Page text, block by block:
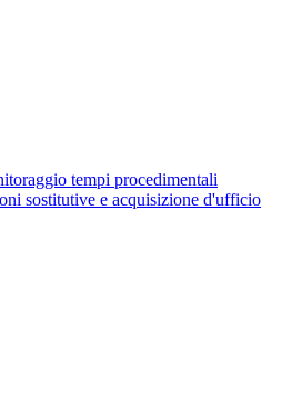
tempi procedimentali
sostitutive e acquisizione d'ufficio